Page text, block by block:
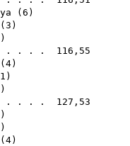
( 6 )
( 3 )
)
. . . 116,55
( 4)
)
)
. . . 127,53
)
)
( 4)